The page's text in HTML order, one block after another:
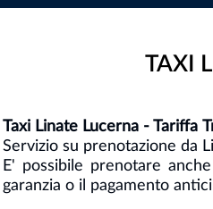
TAXI
Taxi Linate Lucerna - Tariffa
Servizio su prenotazione da
E' possibile prenotare
garanzia o il pagamento